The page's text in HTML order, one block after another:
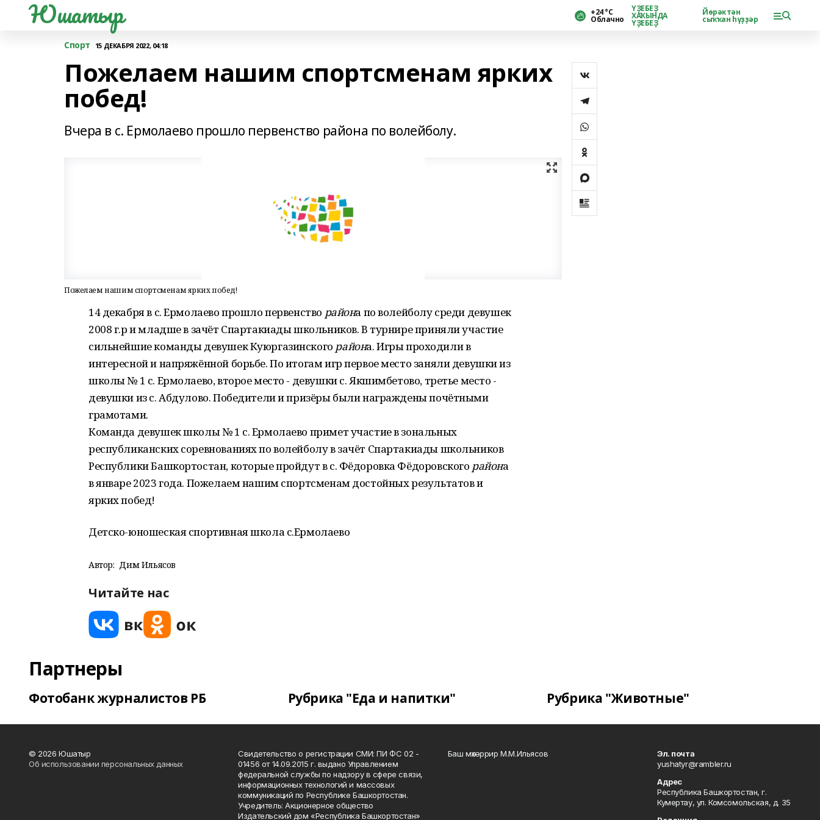
Юшатыр +24 °С
Облачно
ҮҘЕБЕҘ
ХАҠЫНДА
ҮҘЕБЕҘ
Йөрәктән
сыҡҡан һүҙҙәр
Спорт 15 ДЕКАБРЯ 2022, 04:18
Пожелаем нашим спортсменам ярких
побед!
Вчера в с. Ермолаево прошло первенство района по волейболу.
Пожелаем нашим спортсменам ярких побед!
14 декабря в с. Ермолаево прошло первенство района по волейболу среди девушек
2008 г.р и младше в зачёт Спартакиады школьников. В турнире приняли участие
сильнейшие команды девушек Куюргазинского района. Игры проходили в
интересной и напряжённой борьбе. По итогам игр первое место заняли девушки из
школы № 1 с. Ермолаево, второе место - девушки с. Якшимбетово, третье место -
девушки из с. Абдулово. Победители и призёры были награждены почётными
грамотами.
Команда девушек школы № 1 с. Ермолаево примет участие в зональных
республиканских соревнованиях по волейболу в зачёт Спартакиады школьников
Республики Башкортостан, которые пройдут в с. Фёдоровка Фёдоровского района
в январе 2023 года. Пожелаем нашим спортсменам достойных результатов и
ярких побед!
Детско-юношеская спортивная школа с.Ермолаево
Автор: Дим Ильясов
Читайте нас
Партнеры
Фотобанк журналистов РБ Рубрика "Еда и напитки" Рубрика "Животные"
© 2026 Юшатыр
Об использовании персональных данных
Свидетельство о регистрации СМИ: ПИ ФС 02 -
01456 от 14.09.2015 г. выдано Управлением
федеральной службы по надзору в сфере связи,
информационных технологий и массовых
коммуникаций по Республике Башкортостан.
Учредитель: Акционерное общество
Издательский дом «Республика Башкортостан»
Баш мөхәррир М.М.Ильясов
Эл. почта
yushatyr@rambler.ru
Адрес
Республика Башкортостан, г.
Кумертау, ул. Комсомольская, д. 35